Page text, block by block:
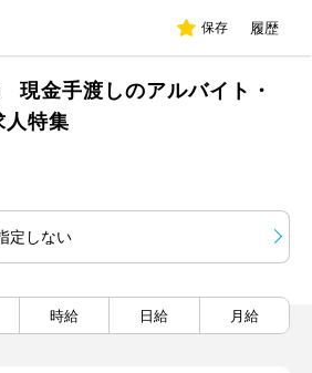
保存 履歴
現金手渡しのアルバイト・
人特集
定しない
時給 日給 月給